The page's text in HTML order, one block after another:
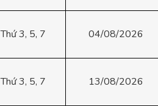
Thứ 3, 5, 7 04/08/2026
Thứ 3, 5, 7 13/08/2026